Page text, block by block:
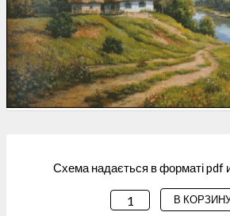
Схема надається в форматі pdf
КОЛИЧЕСТВО
В